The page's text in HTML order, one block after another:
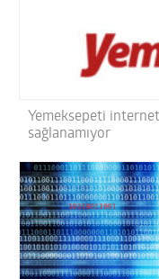
Yemeksepeti
sağlanamıyor